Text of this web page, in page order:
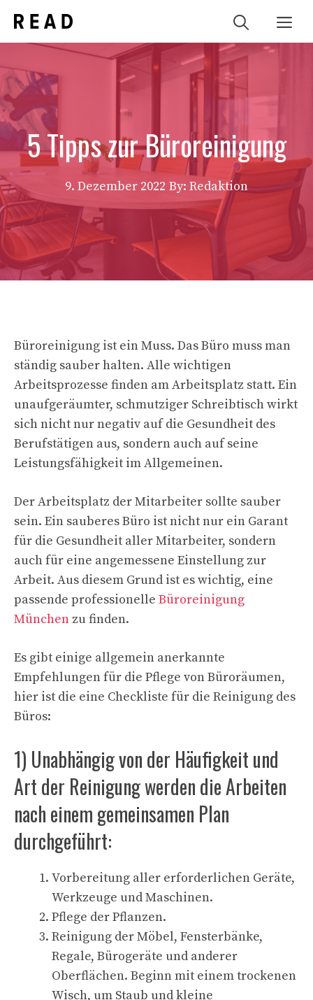
Inhalt
springen
5 Tipps zur Büroreinigung
9. Dezember 2022 By: Redaktion
Büroreinigung ist ein Muss. Das Büro muss man
ständig sauber halten. Alle wichtigen
Arbeitsprozesse finden am Arbeitsplatz statt. Ein
unaufgeräumter, schmutziger Schreibtisch wirkt
sich nicht nur negativ auf die Gesundheit des
Berufstätigen aus, sondern auch auf seine
Leistungsfähigkeit im Allgemeinen.
Der Arbeitsplatz der Mitarbeiter sollte sauber
sein. Ein sauberes Büro ist nicht nur ein Garant
für die Gesundheit aller Mitarbeiter, sondern
auch für eine angemessene Einstellung zur
Arbeit. Aus diesem Grund ist es wichtig, eine
passende professionelle Büroreinigung
München zu finden.
Es gibt einige allgemein anerkannte
Empfehlungen für die Pflege von Büroräumen,
hier ist die eine Checkliste für die Reinigung des
Büros:
1) Unabhängig von der Häufigkeit und
Art der Reinigung werden die Arbeiten
nach einem gemeinsamen Plan
durchgeführt:
Vorbereitung aller erforderlichen Geräte,
Werkzeuge und Maschinen.
Pflege der Pflanzen.
Reinigung der Möbel, Fensterbänke,
Regale, Bürogeräte und anderer
Oberflächen. Beginn mit einem trockenen
Wisch, um Staub und kleine